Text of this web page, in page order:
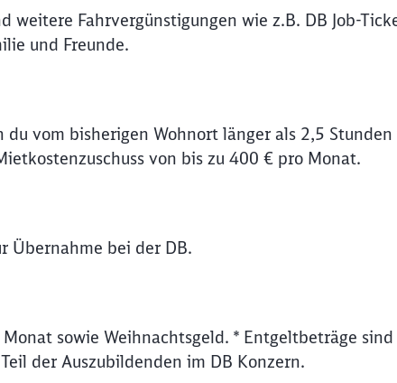
Fahrvergünstigungen wie z.B. DB Job-
und Freunde.
vom bisherigen Wohnort länger als 2,5
von bis zu 400 € pro Monat.
Übernahme bei der DB.
sowie Weihnachtsgeld. * Entgeltbeträge
der Auszubildenden im DB Konzern.